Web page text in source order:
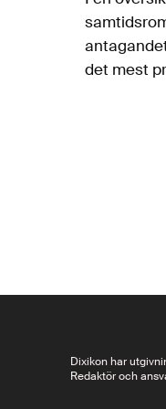
det mest
Dixikon har
Redaktör och